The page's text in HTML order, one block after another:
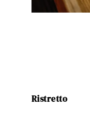
Ristretto